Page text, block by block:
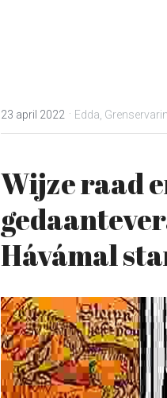
23 april 2022 · Edda,
Wijze raad
Hávámal